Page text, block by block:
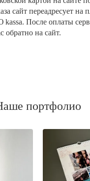
сайт переадресует на
После оплаты
обратно на сайт.
портфолио